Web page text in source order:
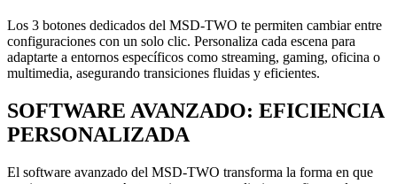
Los 3 botones dedicados del MSD-TWO te permiten cambiar entre
configuraciones con un solo clic. Personaliza cada escena para
adaptarte a entornos específicos como streaming, gaming, oficina o
multimedia, asegurando transiciones fluidas y eficientes.
SOFTWARE AVANZADO: EFICIENCIA
PERSONALIZADA
El software avanzado del MSD-TWO transforma la forma en que